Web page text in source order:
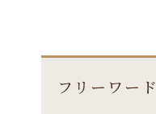
フリーワード